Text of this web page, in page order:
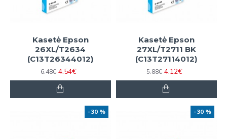
Kasetė Epson
26XL/T2634
(C13T26344012)
6.48€ 4.54€
Kasetė Epson
27XL/T2711 BK
(C13T27114012)
5.88€ 4.12€
-30 % -30 %